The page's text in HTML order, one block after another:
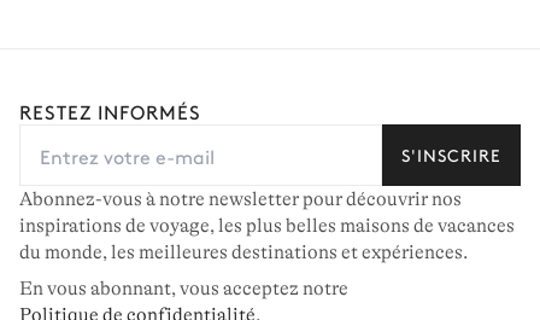
RESTEZ INFORMÉS
S'INSCRIRE
Abonnez-vous à notre newsletter pour découvrir nos
inspirations de voyage, les plus belles maisons de vacances
du monde, les meilleures destinations et expériences.
En vous abonnant, vous acceptez notre
Politique de confidentialité.